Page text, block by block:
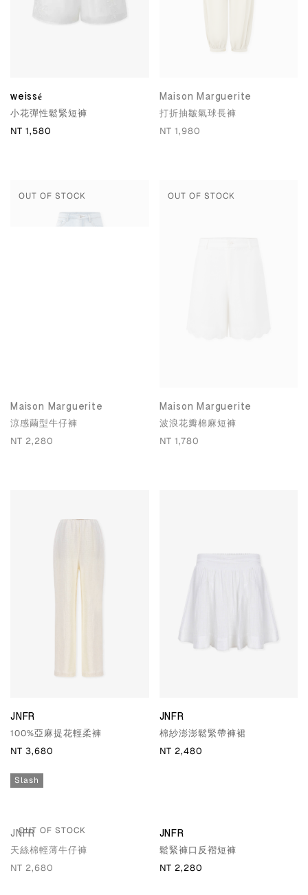
weissé
小花彈性鬆緊短褲
NT 1,580
Maison Marguerite
打折抽皺氣球長褲
NT 1,980
OUT OF STOCK
Maison Marguerite
涼感繭型牛仔褲
NT 2,280
OUT OF STOCK
Maison Marguerite
波浪花瓣棉麻短褲
NT 1,780
JNFR
100%亞麻提花輕柔褲
NT 3,680
Slash
JNFR
棉紗澎澎鬆緊帶褲裙
NT 2,480
OUT OF STOCK
JNFR
天絲棉輕薄牛仔褲
NT 2,680
JNFR
鬆緊褲口反褶短褲
NT 2,280